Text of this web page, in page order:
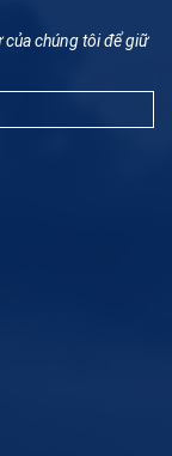
của chúng tôi để giữ